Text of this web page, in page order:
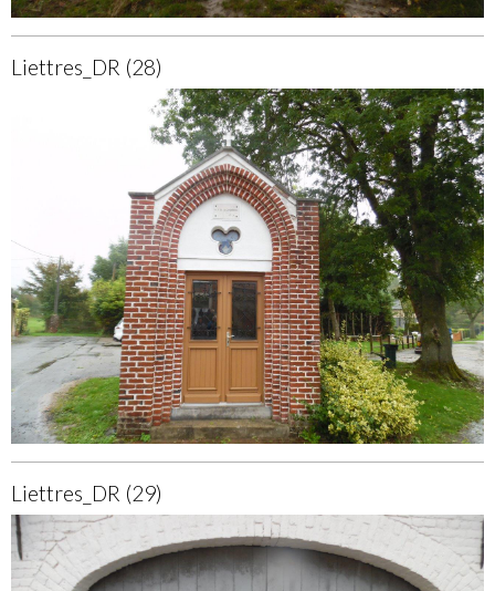
Liettres_DR (28)
Liettres_DR (29)